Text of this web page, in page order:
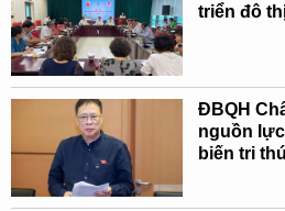
triển đô
ĐBQH
nguồn
biến tri